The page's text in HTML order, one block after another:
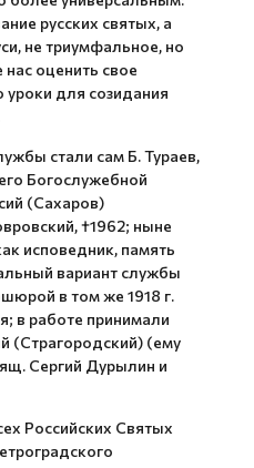
русских святых, а
не триумфальное, но
оценить свое
уроки для созидания
стали сам Б. Тураев,
Богослужебной
(Сахаров)
†1962; ныне
исповедник, память
вариант службы
в том же 1918 г.
в работе принимали
(Страгородский) (ему
Сергий Дурылин и
Российских Святых